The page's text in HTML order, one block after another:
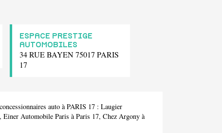
ESPACE PRESTIGE
AUTOMOBILES
34 RUE BAYEN 75017 PARIS
17
auto à PARIS 17 : Laugier
Einer Automobile Paris à Paris 17, Chez Argony à